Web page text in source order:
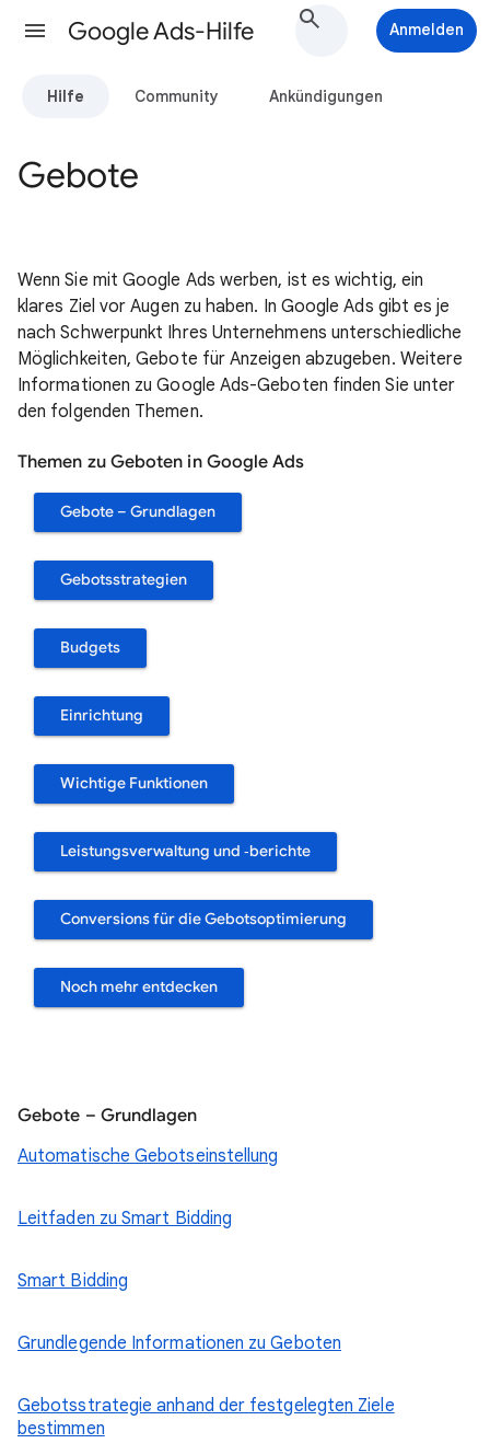
Google Ads-Hilfe Anmelden
Hilfe Community Ankündigungen
Gebote
Wenn Sie mit Google Ads werben, ist es wichtig, ein
klares Ziel vor Augen zu haben. In Google Ads gibt es je
nach Schwerpunkt Ihres Unternehmens unterschiedliche
Möglichkeiten, Gebote für Anzeigen abzugeben. Weitere
Informationen zu Google Ads-Geboten finden Sie unter
den folgenden Themen.
Themen zu Geboten in Google Ads
Gebote – Grundlagen
Gebotsstrategien
Budgets
Einrichtung
Wichtige Funktionen
Leistungsverwaltung und ‑berichte
Conversions für die Gebotsoptimierung
Noch mehr entdecken
Gebote – Grundlagen
Automatische Gebotseinstellung
Leitfaden zu Smart Bidding
Smart Bidding
Grundlegende Informationen zu Geboten
Gebotsstrategie anhand der festgelegten Ziele
bestimmen